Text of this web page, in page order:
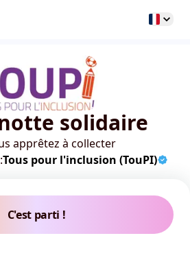
solidaire
apprêtez à collecter
Tous pour l'inclusion (TouPI)
C'est parti !